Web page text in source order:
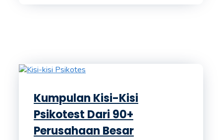
Kumpulan Kisi-Kisi
Psikotest Dari 90+
Perusahaan Besar